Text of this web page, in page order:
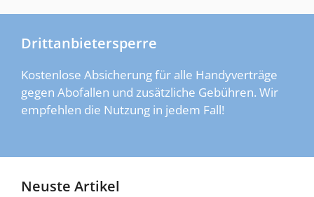
Drittanbietersperre
Kostenlose Absicherung für alle Handyverträge
gegen Abofallen und zusätzliche Gebühren. Wir
empfehlen die Nutzung in jedem Fall!
Neuste Artikel